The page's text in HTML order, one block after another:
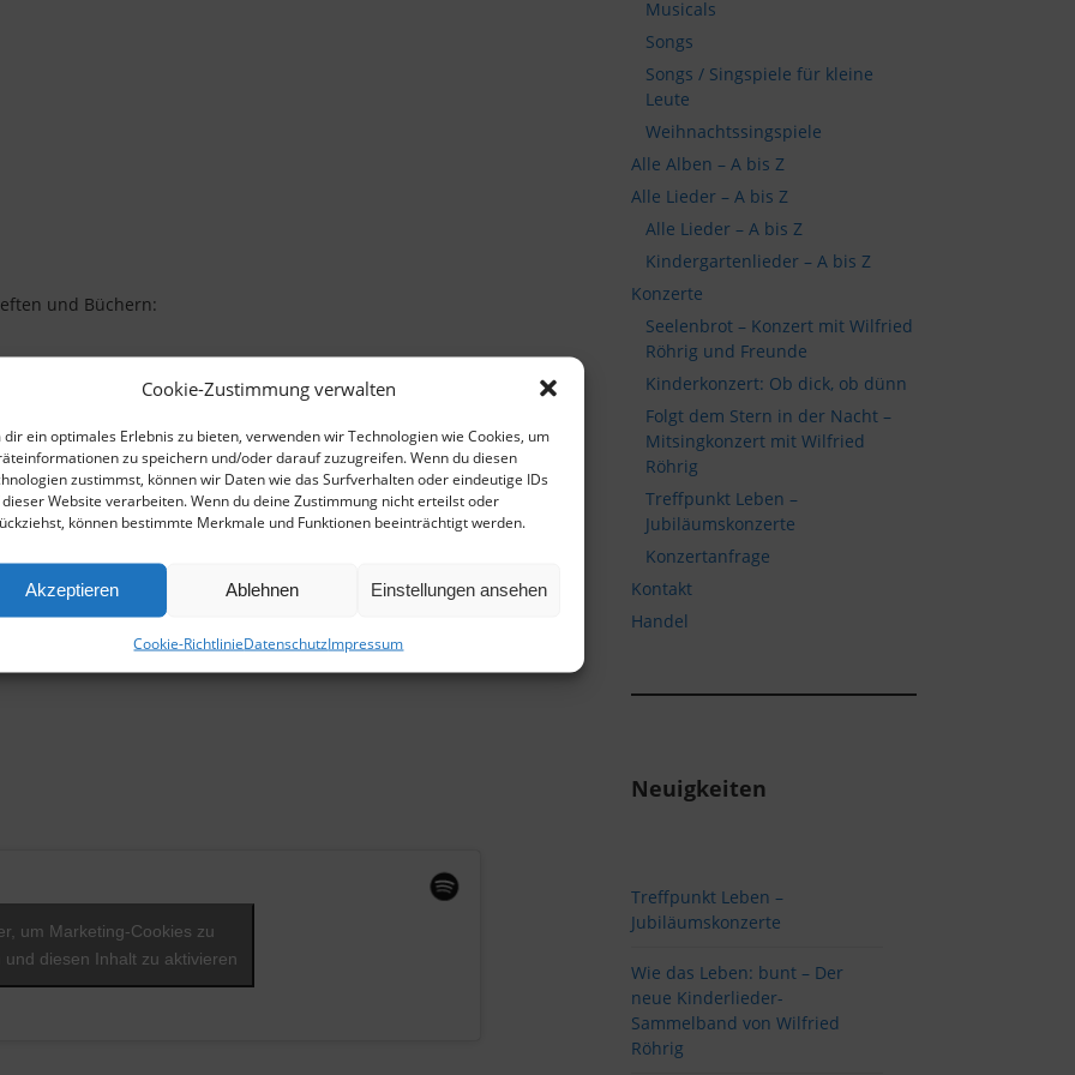
Cookie-Zustimmung verwalten
dir ein optimales Erlebnis zu bieten, verwenden wir Technologien wie Cookies, um
zu speichern und/oder darauf zuzugreifen. Wenn du diesen
zustimmst, können wir Daten wie das Surfverhalten oder eindeutige IDs
Website verarbeiten. Wenn du deine Zustimmung nicht erteilst oder
können bestimmte Merkmale und Funktionen beeinträchtigt werden.
Akzeptieren Ablehnen Einstellungen ansehen
Cookie-RichtlinieDatenschutzImpressum
und Büchern:
um Marketing-Cookies zu
und diesen Inhalt zu aktivieren
Musicals
Songs
Songs / Singspiele für kleine
Leute
Weihnachtssingspiele
Alle Alben – A bis Z
Alle Lieder – A bis Z
Alle Lieder – A bis Z
Kindergartenlieder – A bis Z
Konzerte
Seelenbrot – Konzert mit Wilfried
Röhrig und Freunde
Kinderkonzert: Ob dick, ob dünn
Folgt dem Stern in der Nacht –
Mitsingkonzert mit Wilfried
Röhrig
Treffpunkt Leben –
Jubiläumskonzerte
Konzertanfrage
Kontakt
Handel
Neuigkeiten
Treffpunkt Leben –
Jubiläumskonzerte
Wie das Leben: bunt – Der
neue Kinderlieder-
Sammelband von Wilfried
Röhrig